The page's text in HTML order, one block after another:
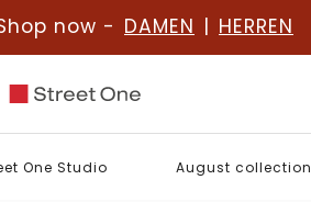
now - DAMEN | HERREN
One Studio August collection